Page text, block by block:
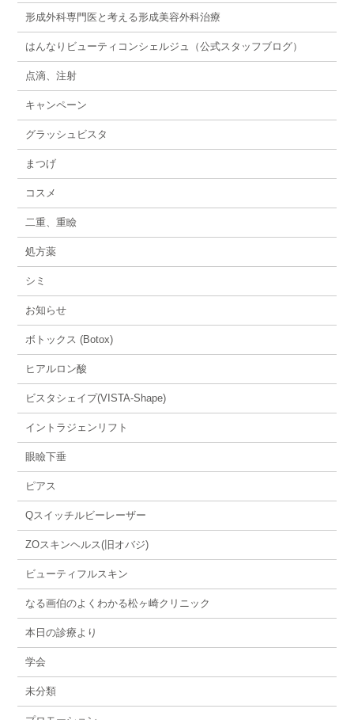
形成外科専門医と考える形成美容外科治療
はんなりビューティコンシェルジュ（公式スタッフブログ）
点滴、注射
キャンペーン
グラッシュビスタ
まつげ
コスメ
二重、重瞼
処方薬
シミ
お知らせ
ボトックス (Botox)
ヒアルロン酸
ビスタシェイプ(VISTA-Shape)
イントラジェンリフト
眼瞼下垂
ピアス
Qスイッチルビーレーザー
ZOスキンヘルス(旧オバジ)
ビューティフルスキン
なる画伯のよくわかる松ヶ崎クリニック
本日の診療より
学会
未分類